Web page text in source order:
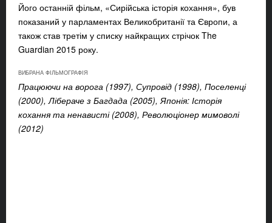
Його останній фільм, «Сирійська історія кохання», був
показаний у парламентах Великобританії та Європи, а
також став третім у списку найкращих стрічок The
Guardian 2015 року.
ВИБРАНА ФІЛЬМОГРАФІЯ
Працюючи на ворога (1997), Супровід (1998), Поселенці
(2000), Лібераче з Багдада (2005), Японія: Історія
кохання та ненависті (2008), Революціонер мимоволі
(2012)